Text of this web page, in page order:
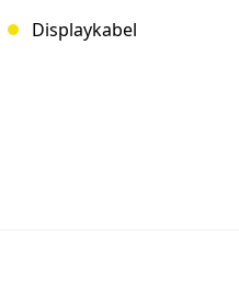
Displaykabel